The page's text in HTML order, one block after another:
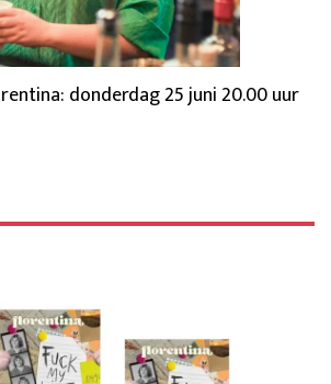
donderdag 25 juni 20.00 uur